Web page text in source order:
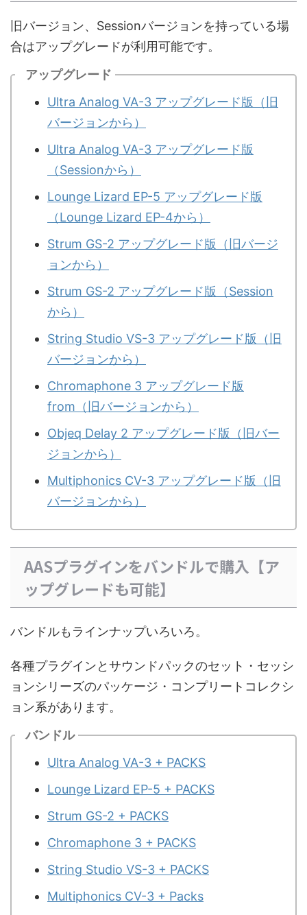
旧バージョン、Sessionバージョンを持っている場
合はアップグレードが利用可能です。
アップグレード
Ultra Analog VA-3 アップグレード版（旧
バージョンから）
Ultra Analog VA-3 アップグレード版
（Sessionから）
Lounge Lizard EP-5 アップグレード版
（Lounge Lizard EP-4から）
Strum GS-2 アップグレード版（旧バージ
ョンから）
Strum GS-2 アップグレード版（Session
から）
String Studio VS-3 アップグレード版（旧
バージョンから）
Chromaphone 3 アップグレード版
from（旧バージョンから）
Objeq Delay 2 アップグレード版（旧バー
ジョンから）
Multiphonics CV-3 アップグレード版（旧
バージョンから）
AASプラグインをバンドルで購入【ア
ップグレードも可能】
バンドルもラインナップいろいろ。
各種プラグインとサウンドパックのセット・セッシ
ョンシリーズのパッケージ・コンプリートコレクシ
ョン系があります。
バンドル
Ultra Analog VA-3 + PACKS
Lounge Lizard EP-5 + PACKS
Strum GS-2 + PACKS
Chromaphone 3 + PACKS
String Studio VS-3 + PACKS
Multiphonics CV-3 + Packs